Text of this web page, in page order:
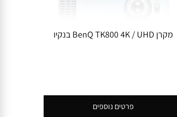
מקרן BenQ TK800 4K / UHD בנקיו
פרטים נוספים